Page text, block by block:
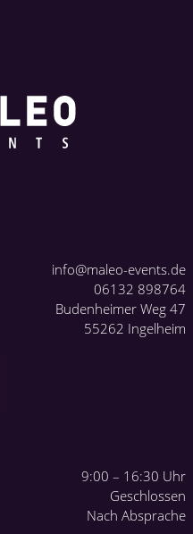
info@maleo-events.de
06132 898764
Budenheimer Weg 47
55262 Ingelheim
9:00 – 16:30 Uhr
Geschlossen
Nach Absprache